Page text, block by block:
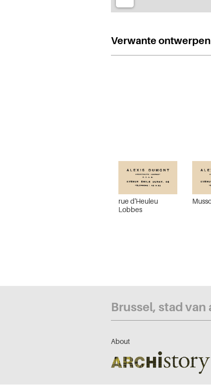
Verwante ontwerpen
rue d'Heuleu
Lobbes
Brussel, stad
About